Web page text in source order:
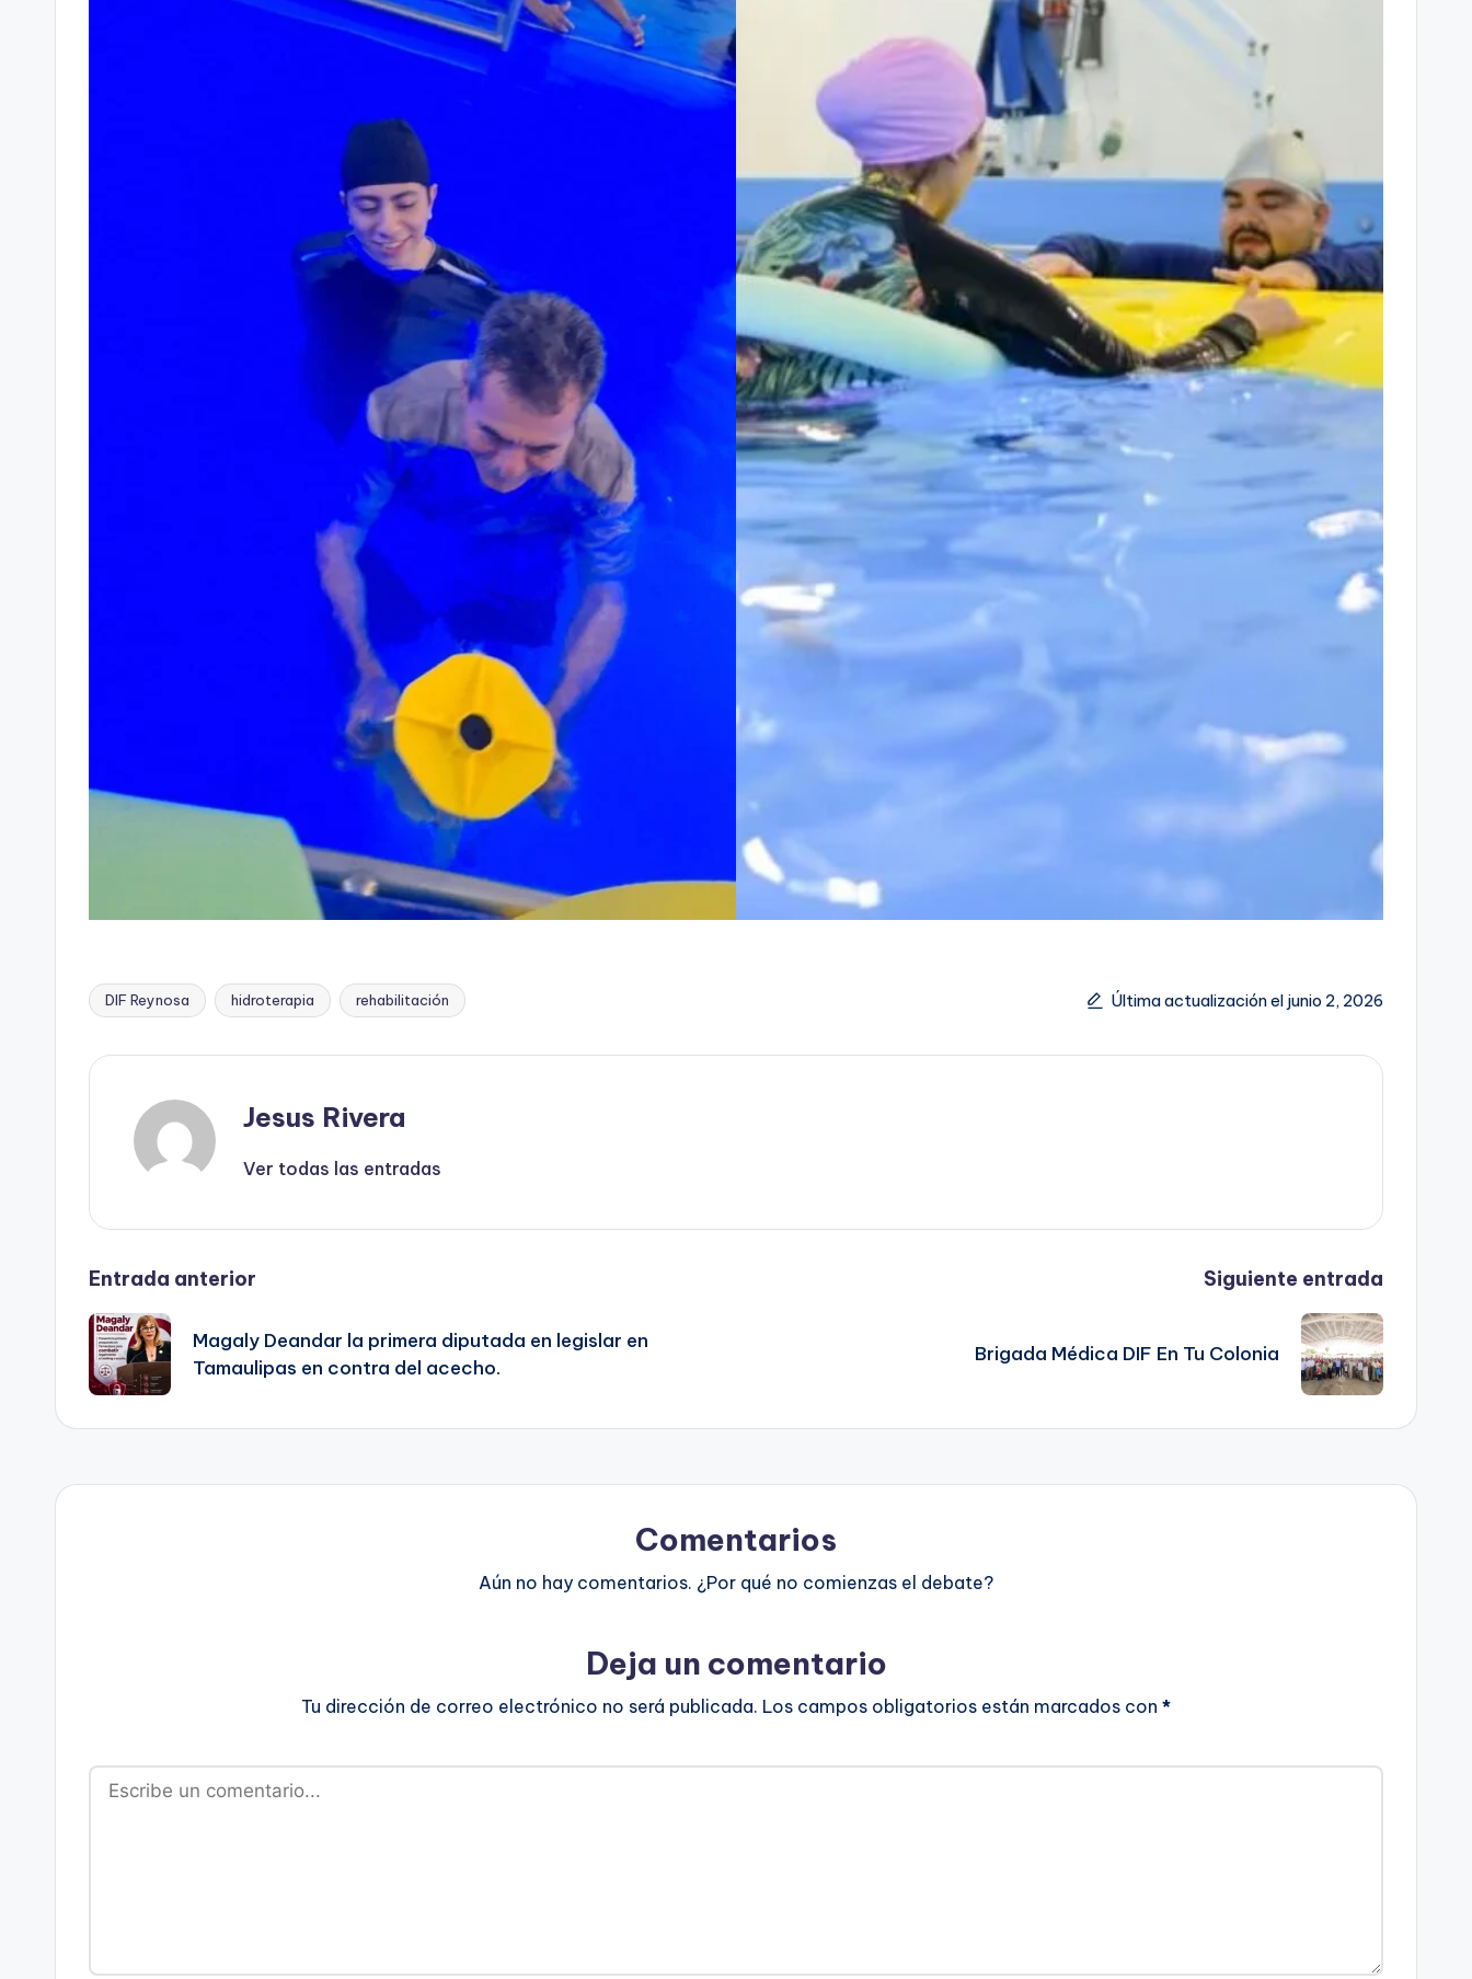
Etiquetas:
DIF Reynosa hidroterapia rehabilitación Última actualización el junio 2, 2026
Jesus Rivera
Ver todas las entradas
Navegación
de
entradas
Entrada anterior
Magaly Deandar la primera diputada en legislar en
Tamaulipas en contra del acecho.
Siguiente entrada
Brigada Médica DIF En Tu Colonia
Comentarios
Aún no hay comentarios. ¿Por qué no comienzas el debate?
Deja un comentario
Tu dirección de correo electrónico no será publicada. Los campos obligatorios están marcados con *